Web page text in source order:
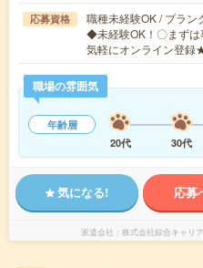
応募資格
職種未経験OK / ブラン
◆未経験OK！〇まずは
気軽にオンライン登
職場の雰囲気
年齢層
20代
30代
気になる! 応募
派遣会社 株式会社綜合キャリ